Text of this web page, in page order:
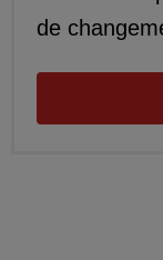
de